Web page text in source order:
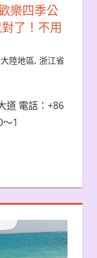
樂四季公
了！不用
大陸地區,浙江省
道 電話：+86
1